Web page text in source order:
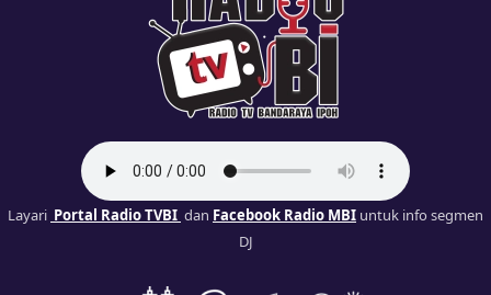
Layari Portal Radio TVBI dan Facebook Radio MBI untuk info segmen
DJ